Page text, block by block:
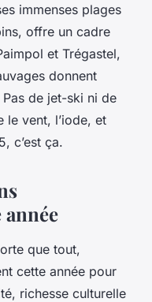
immenses plages
offre un cadre
et Trégastel,
donnent
Pas de jet-ski ni de
le vent, l’iode, et
c’est ça.
que tout,
cette année pour
richesse culturelle